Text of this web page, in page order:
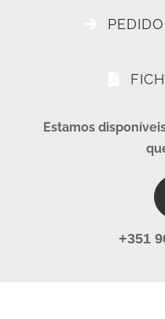
Estamos
+351